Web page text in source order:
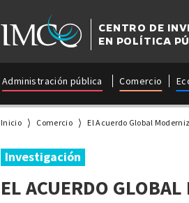
CENTRO DE
EN POLÍTICA
Administración pública Comercio
Inicio Comercio El Acuerdo Global
Investigación
EL ACUERDO